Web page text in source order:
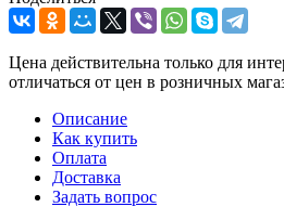
Цена действительна только для
отличаться от цен в розничных
Описание
Как купить
Оплата
Доставка
Задать вопрос